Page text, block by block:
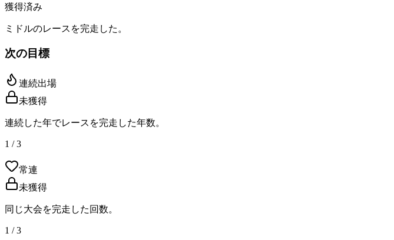
獲得済み
ミドルのレースを完走した。
次の目標
連続出場
未獲得
連続した年でレースを完走した年数。
1 / 3
常連
未獲得
同じ大会を完走した回数。
1 / 3